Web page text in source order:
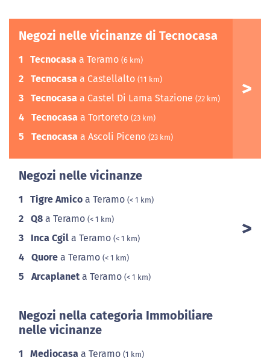
Negozi nelle vicinanze di Tecnocasa
1 Tecnocasa a Teramo (6 km)
2 Tecnocasa a Castellalto (11 km)
3 Tecnocasa a Castel Di Lama Stazione (22 km)
4 Tecnocasa a Tortoreto (23 km)
5 Tecnocasa a Ascoli Piceno (23 km)
Negozi nelle vicinanze
1 Tigre Amico a Teramo (< 1 km)
2 Q8 a Teramo (< 1 km)
3 Inca Cgil a Teramo (< 1 km)
4 Quore a Teramo (< 1 km)
5 Arcaplanet a Teramo (< 1 km)
Negozi nella categoria Immobiliare
nelle vicinanze
1 Mediocasa a Teramo (1 km)